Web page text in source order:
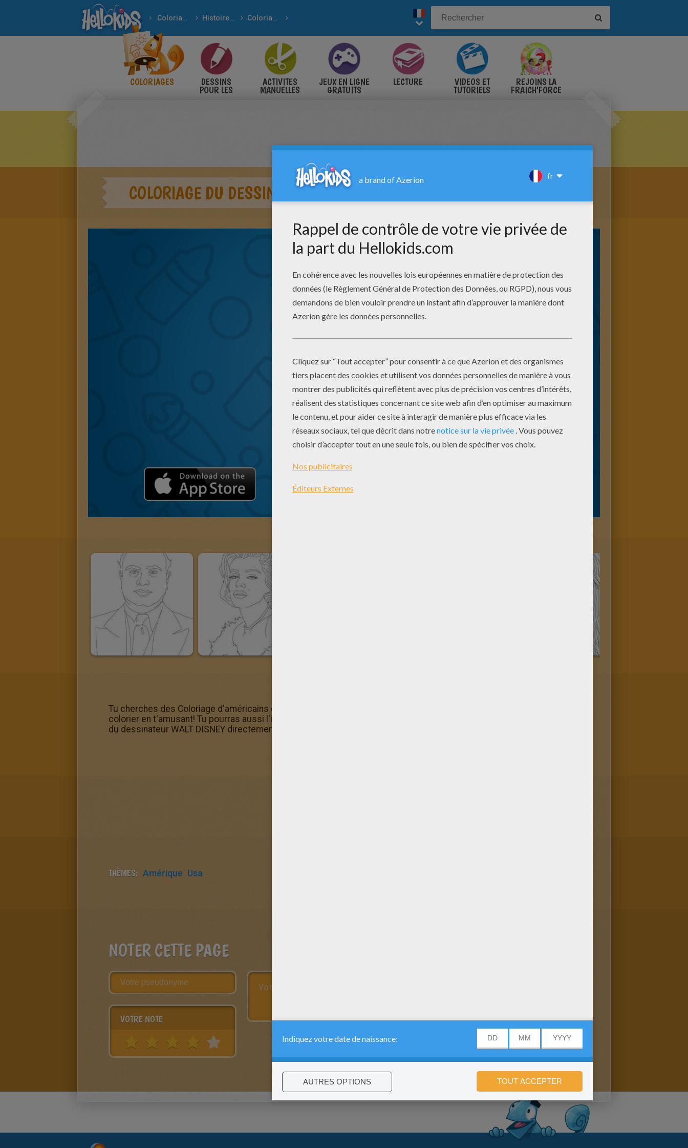
Coloriages Histoire et Pays Coloriage ETATS-UNIS
Coloriage d'américains célèbres
COLORIAGES DESSINS
POUR LES
ACTIVITES
MANUELLES
JEUX EN LIGNE
GRATUITS
LECTURE VIDÉOS ET
TUTORIELS
REJOINS LA
FRAICH'FORCE
COLORIAGE DU DESSINATEUR WALT DISNEY
Tu cherches des Coloriage d'américains célèbres? Hellokids te propose le coloriage du dessinateur WALT DISNEY à
colorier en t'amusant! Tu pourras aussi l'imprimer. Télécharge l'application gratuite d'Hellokids et colorie ce coloriage
du dessinateur WALT DISNEY directement sur ton smartphone ou ta tablette.
THÈMES: Amérique Usa
NOTER CETTE PAGE
VOTRE NOTE